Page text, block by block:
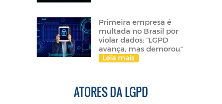
Primeira empresa é
multada no Brasil por
violar dados: “LGPD
avança, mas demorou“
Leia mais
ATORES DA LGPD